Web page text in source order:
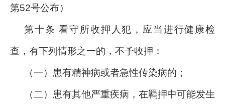
第52号公布）
第十条 看守所收押人犯，应当进行健康检
查，有下列情形之一的，不予收押：
（一）患有精神病或者急性传染病的；
（二）患有其他严重疾病，在羁押中可能发生